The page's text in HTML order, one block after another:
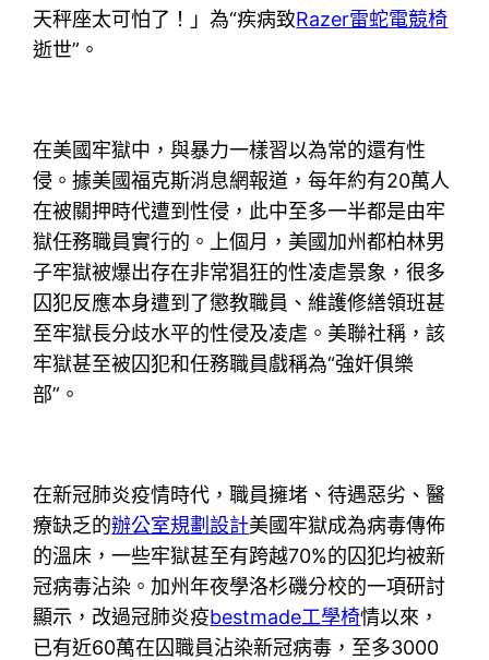
天秤座太可怕了！」為“疾病致Razer雷蛇電競椅
逝世”。
在美國牢獄中，與暴力一樣習以為常的還有性
侵。據美國福克斯消息網報道，每年約有20萬人
在被關押時代遭到性侵，此中至多一半都是由牢
獄任務職員實行的。上個月，美國加州都柏林男
子牢獄被爆出存在非常猖狂的性凌虐景象，很多
囚犯反應本身遭到了懲教職員、維護修繕領班甚
至牢獄長分歧水平的性侵及凌虐。美聯社稱，該
牢獄甚至被囚犯和任務職員戲稱為“強奸俱樂
部”。
在新冠肺炎疫情時代，職員擁堵、待遇惡劣、醫
療缺乏的辦公室規劃設計美國牢獄成為病毒傳佈
的溫床，一些牢獄甚至有跨越70%的囚犯均被新
冠病毒沾染。加州年夜學洛杉磯分校的一項研討
顯示，改過冠肺炎疫bestmade工學椅情以來，
已有近60萬在囚職員沾染新冠病毒，至多3000